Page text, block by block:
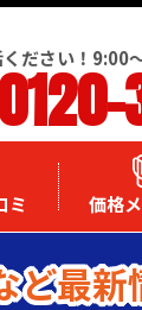
ください！9:00
ミ 価格
最新